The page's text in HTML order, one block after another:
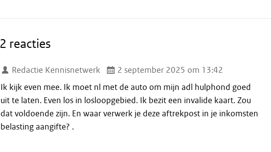
2 reacties
Redactie Kennisnetwerk
2 september 2025 om 13:42
Ik kijk even mee. Ik moet nl met de auto om mijn adl hulphond goed
uit te laten. Even los in losloopgebied. Ik bezit een invalide kaart. Zou
dat voldoende zijn. En waar verwerk je deze aftrekpost in je inkomsten
belasting aangifte? .